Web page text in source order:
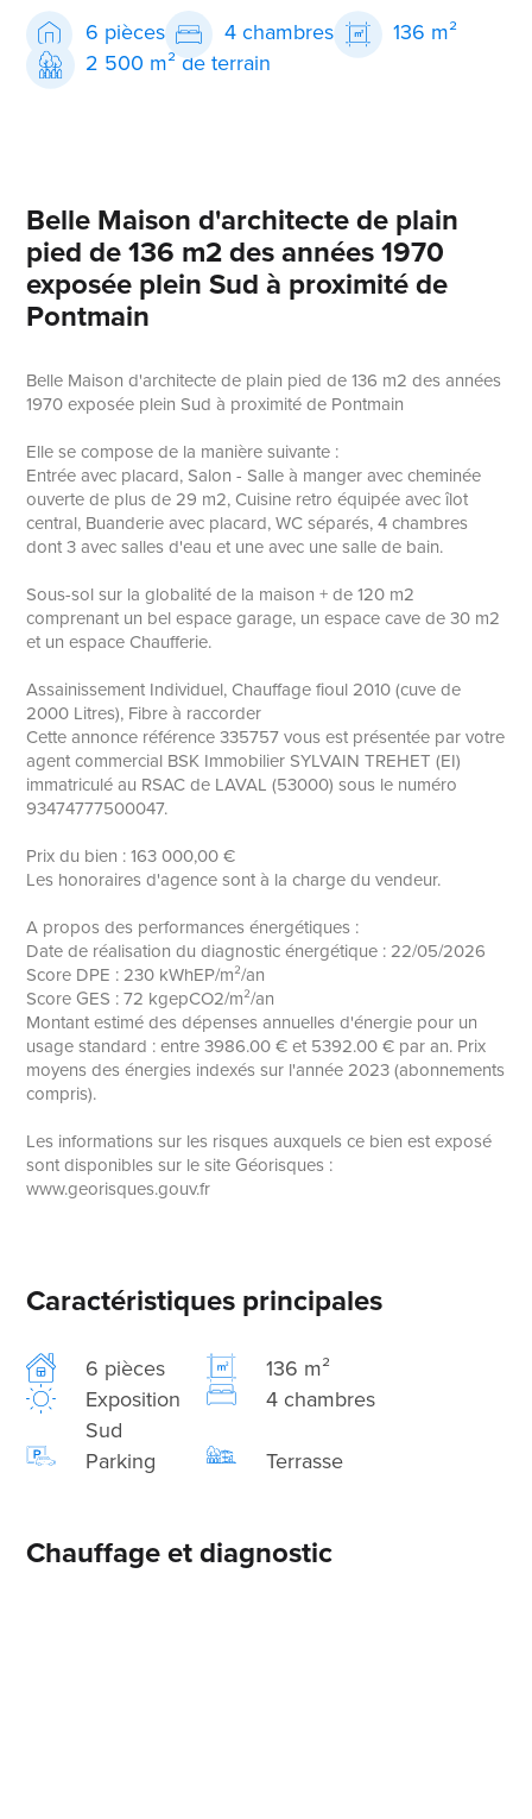
6 pièces 4 chambres
136 m²
2 500 m² de terrain
Belle Maison d'architecte de plain
pied de 136 m2 des années 1970
exposée plein Sud à proximité de
Pontmain
Belle Maison d'architecte de plain pied de 136 m2 des années
1970 exposée plein Sud à proximité de Pontmain
Elle se compose de la manière suivante :
Entrée avec placard, Salon - Salle à manger avec cheminée
ouverte de plus de 29 m2, Cuisine retro équipée avec îlot
central, Buanderie avec placard, WC séparés, 4 chambres
dont 3 avec salles d'eau et une avec une salle de bain.
Sous-sol sur la globalité de la maison + de 120 m2
comprenant un bel espace garage, un espace cave de 30 m2
et un espace Chaufferie.
Assainissement Individuel, Chauffage fioul 2010 (cuve de
2000 Litres), Fibre à raccorder
Cette annonce référence 335757 vous est présentée par votre
agent commercial BSK Immobilier SYLVAIN TREHET (EI)
immatriculé au RSAC de LAVAL (53000) sous le numéro
93474777500047.
Prix du bien : 163 000,00 €
Les honoraires d'agence sont à la charge du vendeur.
A propos des performances énergétiques :
Date de réalisation du diagnostic énergétique : 22/05/2026
Score DPE : 230 kWhEP/m²/an
Score GES : 72 kgepCO2/m²/an
Montant estimé des dépenses annuelles d'énergie pour un
usage standard : entre 3986.00 € et 5392.00 € par an. Prix
moyens des énergies indexés sur l'année 2023 (abonnements
compris).
Les informations sur les risques auxquels ce bien est exposé
sont disponibles sur le site Géorisques :
www.georisques.gouv.fr
Caractéristiques principales
6 pièces
136 m²
Exposition
Sud
4 chambres
Parking
Terrasse
Chauffage et diagnostic